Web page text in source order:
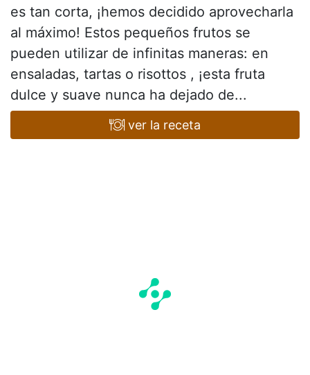
es tan corta, ¡hemos decidido aprovecharla
al máximo! Estos pequeños frutos se
pueden utilizar de infinitas maneras: en
ensaladas, tartas o risottos , ¡esta fruta
dulce y suave nunca ha dejado de...
ver la receta